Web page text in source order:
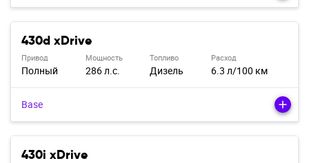
430d xDrive
Привод
Полный
Мощность
286 л.с.
Топливо
Дизель
Расход
6.3 л/100 км
Base
430i xDrive